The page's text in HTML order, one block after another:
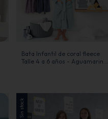
Bata Infantil de coral fleece
Talle 4 a 6 años - Aguamarina
Sin stock